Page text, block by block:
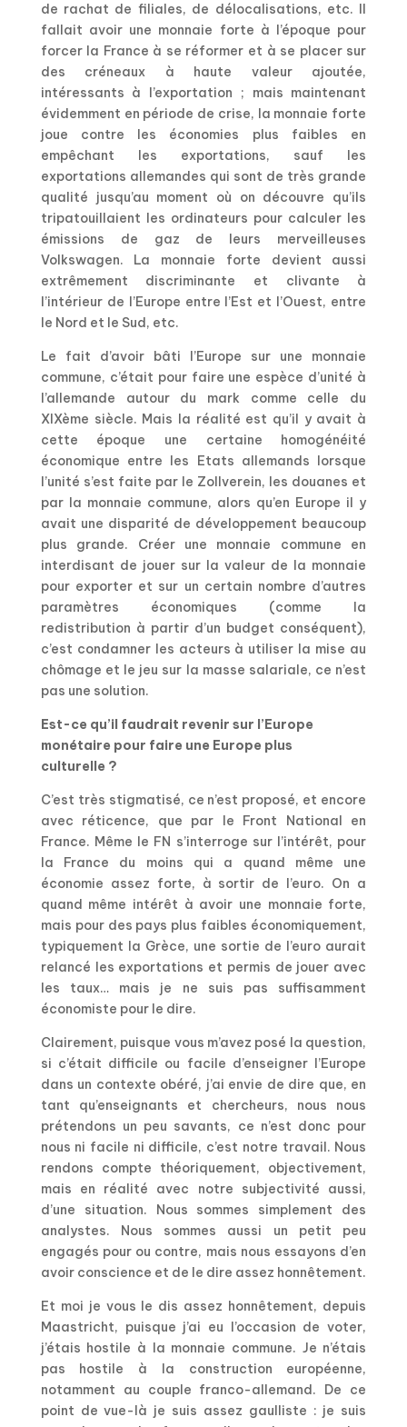
de rachat de filiales, de délocalisations, etc. Il
fallait avoir une monnaie forte à l’époque pour
forcer la France à se réformer et à se placer sur
des créneaux à haute valeur ajoutée,
intéressants à l’exportation ; mais maintenant
évidemment en période de crise, la monnaie forte
joue contre les économies plus faibles en
empêchant les exportations, sauf les
exportations allemandes qui sont de très grande
qualité jusqu’au moment où on découvre qu’ils
tripatouillaient les ordinateurs pour calculer les
émissions de gaz de leurs merveilleuses
Volkswagen. La monnaie forte devient aussi
extrêmement discriminante et clivante à
l’intérieur de l’Europe entre l’Est et l’Ouest, entre
le Nord et le Sud, etc.
Le fait d’avoir bâti l’Europe sur une monnaie
commune, c’était pour faire une espèce d’unité à
l’allemande autour du mark comme celle du
XIXème siècle. Mais la réalité est qu’il y avait à
cette époque une certaine homogénéité
économique entre les Etats allemands lorsque
l’unité s’est faite par le Zollverein, les douanes et
par la monnaie commune, alors qu’en Europe il y
avait une disparité de développement beaucoup
plus grande. Créer une monnaie commune en
interdisant de jouer sur la valeur de la monnaie
pour exporter et sur un certain nombre d’autres
paramètres économiques (comme la
redistribution à partir d’un budget conséquent),
c’est condamner les acteurs à utiliser la mise au
chômage et le jeu sur la masse salariale, ce n’est
pas une solution.
Est-ce qu’il faudrait revenir sur l’Europe
monétaire pour faire une Europe plus
culturelle ?
C’est très stigmatisé, ce n’est proposé, et encore
avec réticence, que par le Front National en
France. Même le FN s’interroge sur l’intérêt, pour
la France du moins qui a quand même une
économie assez forte, à sortir de l’euro. On a
quand même intérêt à avoir une monnaie forte,
mais pour des pays plus faibles économiquement,
typiquement la Grèce, une sortie de l’euro aurait
relancé les exportations et permis de jouer avec
les taux… mais je ne suis pas suffisamment
économiste pour le dire.
Clairement, puisque vous m’avez posé la question,
si c’était difficile ou facile d’enseigner l’Europe
dans un contexte obéré, j’ai envie de dire que, en
tant qu’enseignants et chercheurs, nous nous
prétendons un peu savants, ce n’est donc pour
nous ni facile ni difficile, c’est notre travail. Nous
rendons compte théoriquement, objectivement,
mais en réalité avec notre subjectivité aussi,
d’une situation. Nous sommes simplement des
analystes. Nous sommes aussi un petit peu
engagés pour ou contre, mais nous essayons d’en
avoir conscience et de le dire assez honnêtement.
Et moi je vous le dis assez honnêtement, depuis
Maastricht, puisque j’ai eu l’occasion de voter,
j’étais hostile à la monnaie commune. Je n’étais
pas hostile à la construction européenne,
notamment au couple franco-allemand. De ce
point de vue-là je suis assez gaulliste : je suis